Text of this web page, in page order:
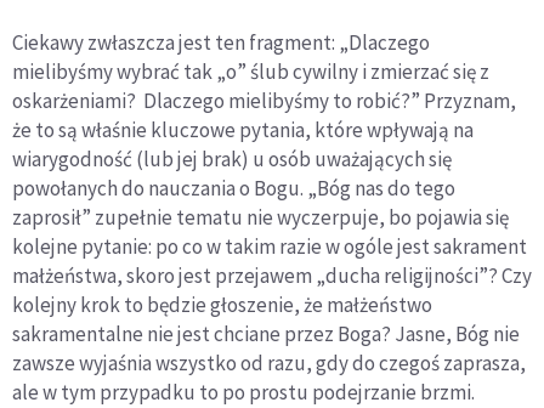
Ciekawy zwłaszcza jest ten fragment: „Dlaczego
mielibyśmy wybrać tak „o” ślub cywilny i zmierzać się z
oskarżeniami? Dlaczego mielibyśmy to robić?” Przyznam,
że to są właśnie kluczowe pytania, które wpływają na
wiarygodność (lub jej brak) u osób uważających się
powołanych do nauczania o Bogu. „Bóg nas do tego
zaprosił” zupełnie tematu nie wyczerpuje, bo pojawia się
kolejne pytanie: po co w takim razie w ogóle jest sakrament
małżeństwa, skoro jest przejawem „ducha religijności”? Czy
kolejny krok to będzie głoszenie, że małżeństwo
sakramentalne nie jest chciane przez Boga? Jasne, Bóg nie
zawsze wyjaśnia wszystko od razu, gdy do czegoś zaprasza,
ale w tym przypadku to po prostu podejrzanie brzmi.